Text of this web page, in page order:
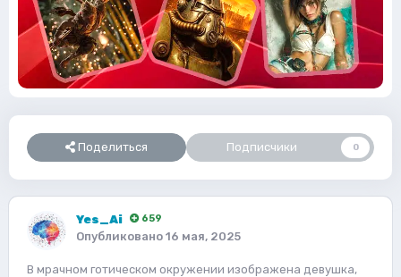
Поделиться Подписчики 0
Yes_Ai 659
Опубликовано 16 мая, 2025
В мрачном готическом окружении изображена девушка,